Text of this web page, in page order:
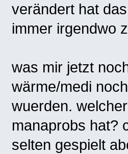
verändert hat
immer irgendwo
was mir jetzt
wärme/medi
wuerden.
manaprobs hat?
selten gespielt